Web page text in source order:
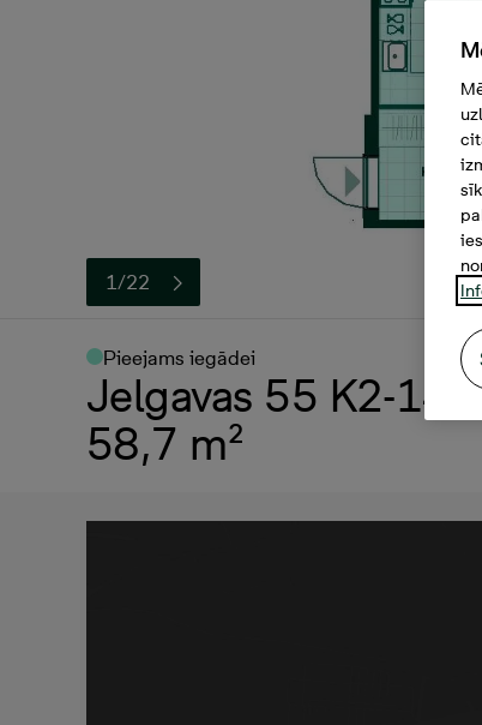
1/22
Pieejams iegādei
Jelgavas 55 K2-
58,7 m²